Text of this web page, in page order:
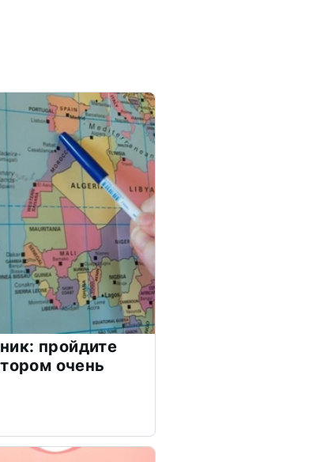
пройдите
очень